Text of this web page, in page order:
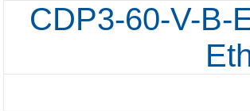
CDP3-60-V-B-